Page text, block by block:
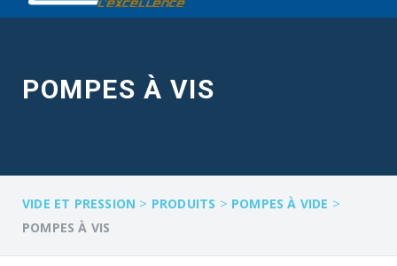
POMPES À VIS
VIDE ET PRESSION > PRODUITS > POMPES À VIDE >
POMPES À VIS